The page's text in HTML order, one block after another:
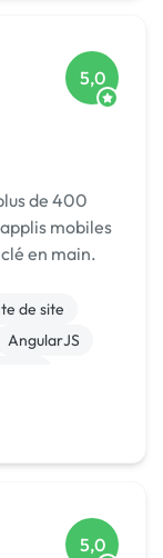
5,0
de 400
mobiles
en main.
de site
AngularJS
5,0